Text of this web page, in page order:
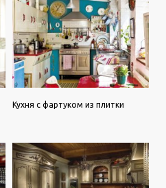
Кухня с фартуком из плитки